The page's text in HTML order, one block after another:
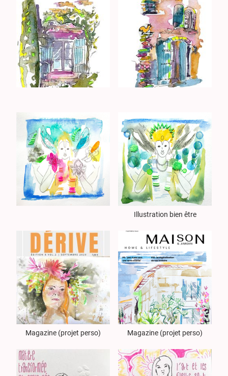
Illustration bien être
Magazine (projet perso) Magazine (projet perso)